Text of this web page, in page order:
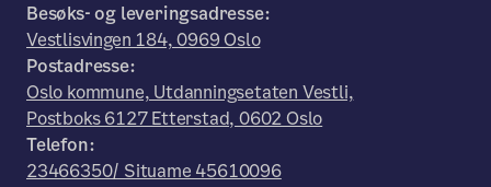
Besøks- og leveringsadresse:
Vestlisvingen 184, 0969 Oslo
Postadresse:
Oslo kommune, Utdanningsetaten Vestli,
Postboks 6127 Etterstad, 0602 Oslo
Telefon:
23466350/ Situame 45610096